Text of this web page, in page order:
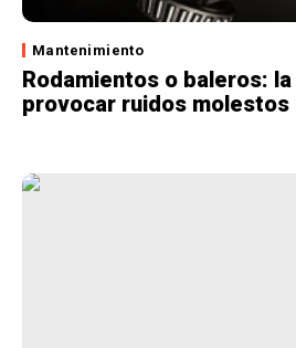
Mantenimiento
Rodamientos o baleros:
provocar ruidos molestos